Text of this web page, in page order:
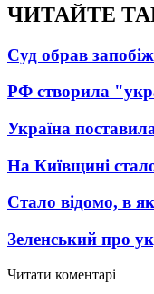
ЧИТАЙТЕ
Суд обрав
РФ створила
Україна
На Київщині
Стало відомо, в
Зеленський про
Читати коментарі